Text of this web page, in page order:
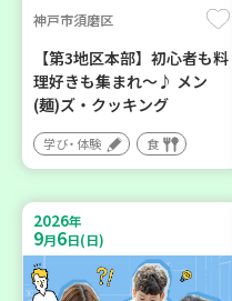
神戸市須磨区
【第3地区本部】初心者も料
理好きも集まれ～♪ メン
(麺)ズ・クッキング
学び・体験 食
2026年
9月6日(日)